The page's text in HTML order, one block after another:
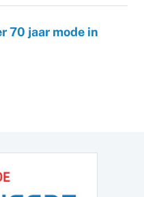
70 jaar mode in